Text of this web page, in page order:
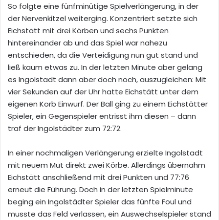
So folgte eine fünfminütige Spielverlängerung, in der
der Nervenkitzel weiterging. Konzentriert setzte sich
Eichstätt mit drei Körben und sechs Punkten
hintereinander ab und das Spiel war nahezu
entschieden, da die Verteidigung nun gut stand und
ließ kaum etwas zu. In der letzten Minute aber gelang
es Ingolstadt dann aber doch noch, auszugleichen: Mit
vier Sekunden auf der Uhr hatte Eichstätt unter dem
eigenen Korb Einwurf. Der Ball ging zu einem Eichstätter
Spieler, ein Gegenspieler entrisst ihm diesen – dann
traf der Ingolstädter zum 72:72.
In einer nochmaligen Verlängerung erzielte Ingolstadt
mit neuem Mut direkt zwei Körbe. Allerdings übernahm
Eichstätt anschließend mit drei Punkten und 77:76
erneut die Führung. Doch in der letzten Spielminute
beging ein Ingolstädter Spieler das fünfte Foul und
musste das Feld verlassen, ein Auswechselspieler stand